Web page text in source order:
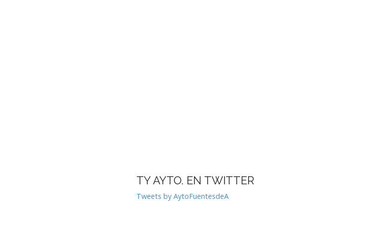
TY AYTO. EN TWITTER
Tweets by AytoFuentesdeA